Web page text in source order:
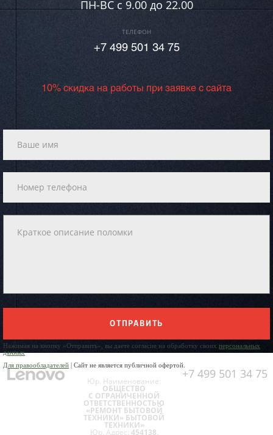
ПН-ВC c 9.00 до 22.00
ТЕЛЕФОН
+7 499 501 34 75
10% скидка на работы при заявке с сайта
ОТПРАВИТЬ
Нажимая на кнопку «Отправить», вы даете согласие на обработку своих персональных
данных
Для правообладателей | Сайт не является публичной офертой.
+7 499 501 34 75
Юр. Наименование:
ОБЩЕСТВО
С ОГРАНИЧЕННОЙ
ОТВЕТСТВЕННОСТЬЮ
«РЕМОНТ БЫТОВОЙ
ТЕХНИКИ» БЫТОВОЙ
ТЕХНИКИ»
Юр. Адрес: 454138,